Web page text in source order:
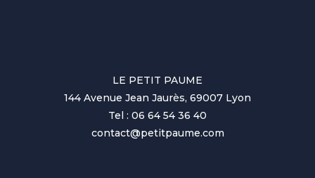
LE PETIT PAUME
144 Avenue Jean Jaurès, 69007 Lyon
Tel : 06 64 54 36 40
contact@petitpaume.com